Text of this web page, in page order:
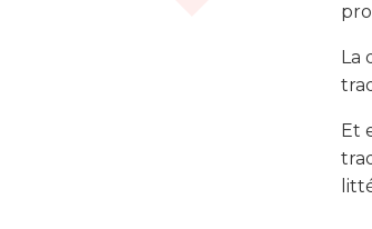
La
Et